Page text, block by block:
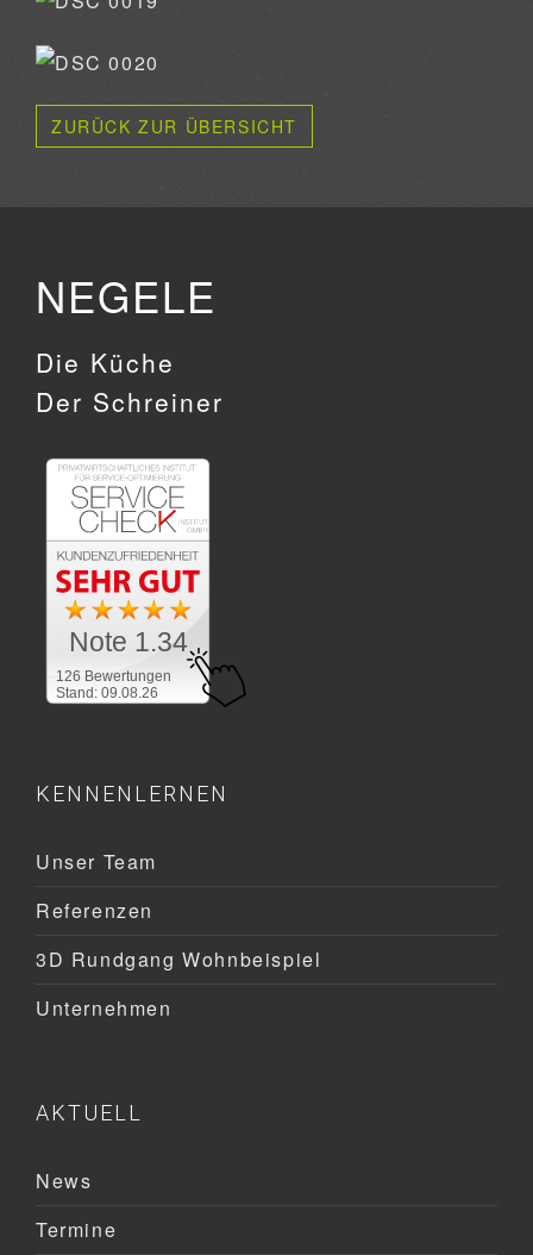
ZURÜCK ZUR ÜBERSICHT
NEGELE
Die Küche
Der Schreiner
126 Bewertungen
Stand: 09.08.26
Note 1.34
KENNENLERNEN
Unser Team
Referenzen
3D Rundgang Wohnbeispiel
Unternehmen
AKTUELL
News
Termine